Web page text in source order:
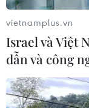
vietnamplus.vn
Israel và Việt
dẫn và công